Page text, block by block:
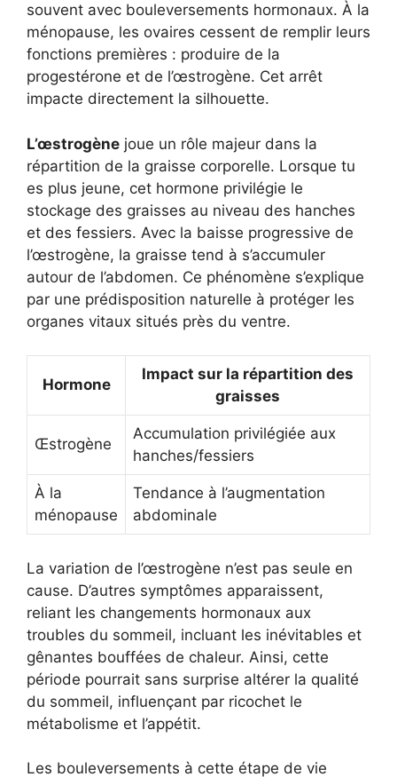
souvent avec bouleversements hormonaux. À la
ménopause, les ovaires cessent de remplir leurs
fonctions premières : produire de la
progestérone et de l’œstrogène. Cet arrêt
impacte directement la silhouette.
L’œstrogène joue un rôle majeur dans la
répartition de la graisse corporelle. Lorsque tu
es plus jeune, cet hormone privilégie le
stockage des graisses au niveau des hanches
et des fessiers. Avec la baisse progressive de
l’œstrogène, la graisse tend à s’accumuler
autour de l’abdomen. Ce phénomène s’explique
par une prédisposition naturelle à protéger les
organes vitaux situés près du ventre.
Hormone
Impact sur la répartition des
graisses
Œstrogène
Accumulation privilégiée aux
hanches/fessiers
À la
ménopause
Tendance à l’augmentation
abdominale
La variation de l’œstrogène n’est pas seule en
cause. D’autres symptômes apparaissent,
reliant les changements hormonaux aux
troubles du sommeil, incluant les inévitables et
gênantes bouffées de chaleur. Ainsi, cette
période pourrait sans surprise altérer la qualité
du sommeil, influençant par ricochet le
métabolisme et l’appétit.
Les bouleversements à cette étape de vie